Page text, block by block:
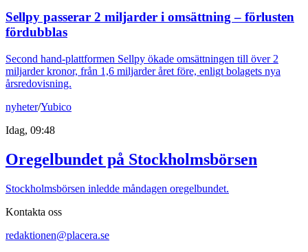
Sellpy passerar 2 miljarder i omsättning – förlusten
fördubblas
Second hand-plattformen Sellpy ökade omsättningen till över 2
miljarder kronor, från 1,6 miljarder året före, enligt bolagets nya
årsredovisning.
nyheter/Yubico
Idag, 09:48
Oregelbundet på Stockholmsbörsen
Stockholmsbörsen inledde måndagen oregelbundet.
Kontakta oss
redaktionen@placera.se